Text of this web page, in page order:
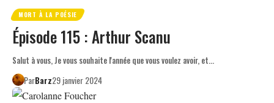
MORT À LA POÉSIE
Épisode 115 : Arthur Scanu
Salut à vous, Je vous souhaite l'année que vous voulez avoir, et…
ParBarz29 janvier 2024